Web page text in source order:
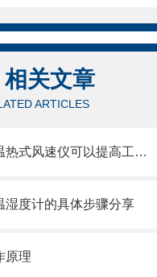
相关文章
ARTICLES
正确使用高温热式风速仪可以提高工作效率
湿度计的具体步骤分享
原理